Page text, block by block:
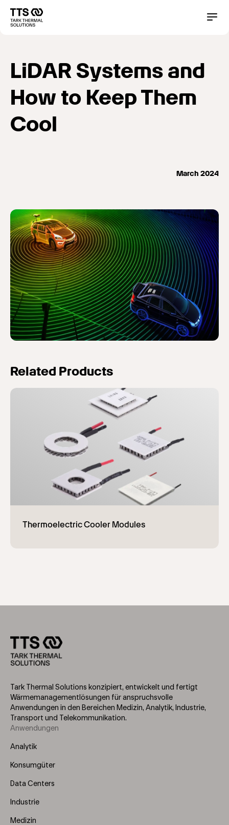
zum
Inhalt
LiDAR Systems and
How to Keep Them
Cool
March 2024
Related Products
Tark Thermal Solutions konzipiert, entwickelt und fertigt
Wärmemanagementlösungen für anspruchsvolle
Anwendungen in den Bereichen Medizin, Analytik, Industrie,
Transport und Telekommunikation.
Footer
Menu
Anwendungen
Analytik
Konsumgüter
Data Centers
Industrie
Medizin